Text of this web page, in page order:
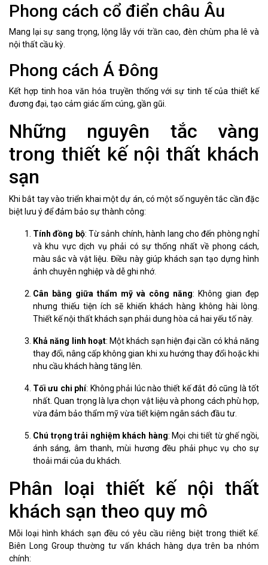
Phong cách cổ điển châu Âu
Mang lại sự sang trọng, lộng lẫy với trần cao, đèn chùm pha lê và
nội thất cầu kỳ.
Phong cách Á Đông
Kết hợp tinh hoa văn hóa truyền thống với sự tinh tế của thiết kế
đương đại, tạo cảm giác ấm cúng, gần gũi.
Những nguyên tắc vàng
trong thiết kế nội thất khách
sạn
Khi bắt tay vào triển khai một dự án, có một số nguyên tắc cần đặc
biệt lưu ý để đảm bảo sự thành công:
Tính đồng bộ: Từ sảnh chính, hành lang cho đến phòng nghỉ
và khu vực dịch vụ phải có sự thống nhất về phong cách,
màu sắc và vật liệu. Điều này giúp khách sạn tạo dựng hình
ảnh chuyên nghiệp và dễ ghi nhớ.
Cân bằng giữa thẩm mỹ và công năng: Không gian đẹp
nhưng thiếu tiện ích sẽ khiến khách hàng không hài lòng.
Thiết kế nội thất khách sạn phải dung hòa cả hai yếu tố này.
Khả năng linh hoạt: Một khách sạn hiện đại cần có khả năng
thay đổi, nâng cấp không gian khi xu hướng thay đổi hoặc khi
nhu cầu khách hàng tăng lên.
Tối ưu chi phí: Không phải lúc nào thiết kế đắt đỏ cũng là tốt
nhất. Quan trọng là lựa chọn vật liệu và phong cách phù hợp,
vừa đảm bảo thẩm mỹ vừa tiết kiệm ngân sách đầu tư.
Chú trọng trải nghiệm khách hàng: Mọi chi tiết từ ghế ngồi,
ánh sáng, âm thanh, mùi hương đều phải phục vụ cho sự
thoải mái của du khách.
Phân loại thiết kế nội thất
khách sạn theo quy mô
Mỗi loại hình khách sạn đều có yêu cầu riêng biệt trong thiết kế.
Biên Long Group thường tư vấn khách hàng dựa trên ba nhóm
chính: